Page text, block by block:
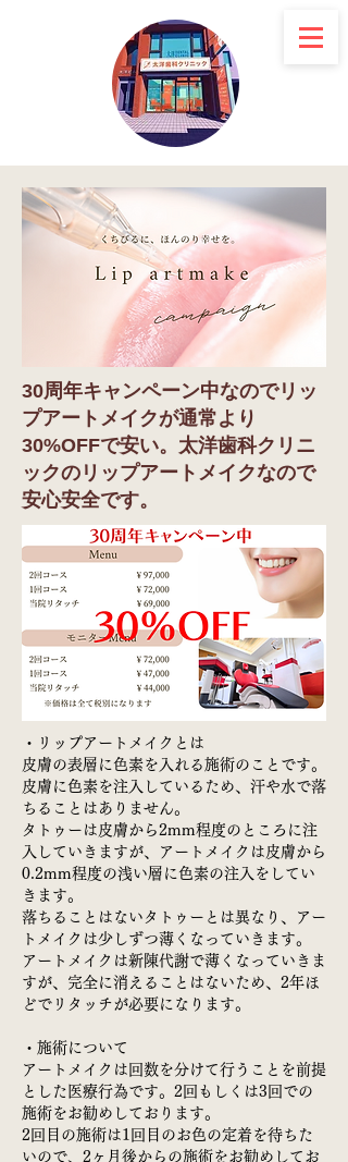
30周年キャンペーン中なのでリッ
プアートメイクが通常より
30%OFFで安い。太洋歯科クリニ
ックのリップアートメイクなので
安心安全です。
・ リップアートメイクとは
皮膚の表層に色素を入れる施術のことです。
皮膚に色素を注入しているため、汗や水で落
ちることはありません。
タトゥーは皮膚から2mm程度のところに注
入していきますが、アートメイクは皮膚から
0.2mm程度の浅い層に色素の注入をしてい
きます。
落ちることはないタトゥーとは異なり、アー
トメイクは少しずつ薄くなっていきます。
アートメイクは新陳代謝で薄くなっていきま
すが、完全に消えることはないため、2年ほ
どでリタッチが必要になります。
・施術について
アートメイクは回数を分けて行うことを前提
とした医療行為です。2回もしくは3回での
施術をお勧めしております。
2回目の施術は1回目のお色の定着を待ちた
いので、2ヶ月後からの施術をお勧めしてお